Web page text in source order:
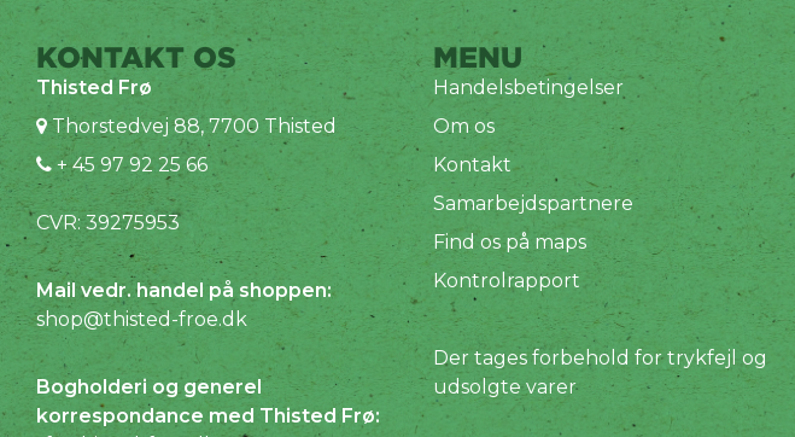
KONTAKT OS
Thisted Frø
Thorstedvej 88, 7700 Thisted
+ 45 97 92 25 66
CVR: 39275953
Mail vedr. handel på shoppen:
shop@thisted-froe.dk
Bogholderi og generel
korrespondance med Thisted Frø:
MENU
Handelsbetingelser
Om os
Kontakt
Samarbejdspartnere
Find os på maps
Kontrolrapport
Der tages forbehold for trykfejl og
udsolgte varer